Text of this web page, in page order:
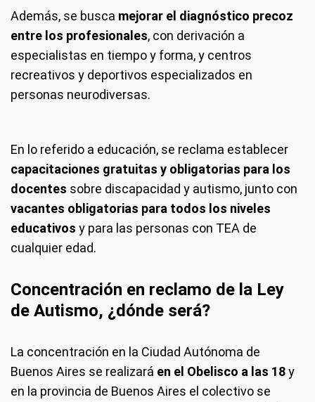
Además, se busca mejorar el diagnóstico precoz
entre los profesionales, con derivación a
especialistas en tiempo y forma, y centros
recreativos y deportivos especializados en
personas neurodiversas.
En lo referido a educación, se reclama establecer
capacitaciones gratuitas y obligatorias para los
docentes sobre discapacidad y autismo, junto con
vacantes obligatorias para todos los niveles
educativos y para las personas con TEA de
cualquier edad.
Concentración en reclamo de la Ley
de Autismo, ¿dónde será?
La concentración en la Ciudad Autónoma de
Buenos Aires se realizará en el Obelisco a las 18y
en la provincia de Buenos Aires el colectivo se